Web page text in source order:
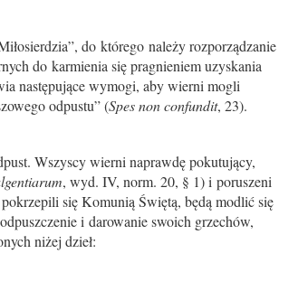
do którego należy rozporządzanie
do karmienia się pragnieniem uzyskania
następujące wymogi, aby wierni mogli
odpustu” (Spes non confundit, 23).
Wszyscy wierni naprawdę pokutujący,
, wyd. IV, norm. 20, § 1) i poruszeni
się Komunią Świętą, będą modlić się
i darowanie swoich grzechów,
niżej dzieł: